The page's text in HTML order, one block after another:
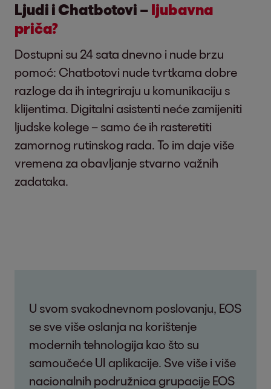
Ljudi i Chatbotovi – ljubavna
priča?
Dostupni su 24 sata dnevno i nude brzu
pomoć: Chatbotovi nude tvrtkama dobre
razloge da ih integriraju u komunikaciju s
klijentima. Digitalni asistenti neće zamijeniti
ljudske kolege – samo će ih rasteretiti
zamornog rutinskog rada. To im daje više
vremena za obavljanje stvarno važnih
zadataka.
U svom svakodnevnom poslovanju, EOS
se sve više oslanja na korištenje
modernih tehnologija kao što su
samoučeće UI aplikacije. Sve više i više
nacionalnih podružnica grupacije EOS